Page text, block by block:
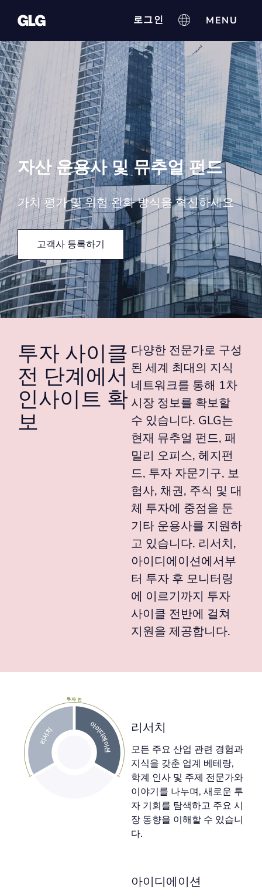
로그인
자산 운용사 및 뮤추얼 펀드
가치 평가 및 위험 완화 방식을 혁신하세요
고객사 등록하기
투자 사이클
전 단계에서
인사이트 확
보
다양한 전문가로 구성
된 세계 최대의 지식
네트워크를 통해 1차
시장 정보를 확보할
수 있습니다. GLG는
현재 뮤추얼 펀드, 패
밀리 오피스, 헤지펀
드, 투자 자문기구, 보
험사, 채권, 주식 및 대
체 투자에 중점을 둔
기타 운용사를 지원하
고 있습니다. 리서치,
아이디에이션에서부
터 투자 후 모니터링
에 이르기까지 투자
사이클 전반에 걸쳐
지원을 제공합니다.
투자 전
아이디에이션
리서치
리서치
모든 주요 산업 관련 경험과
지식을 갖춘 업계 베테랑,
학계 인사 및 주제 전문가와
이야기를 나누며, 새로운 투
자 기회를 탐색하고 주요 시
장 동향을 이해할 수 있습니
다.
아이디에이션